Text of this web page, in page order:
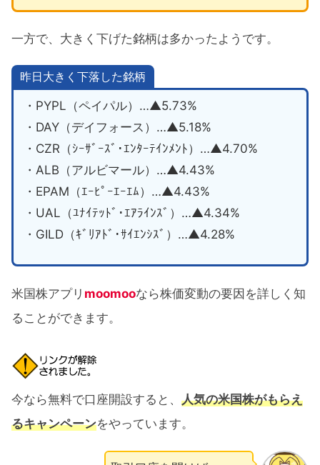
一方で、大きく下げた銘柄は多かったようです。
昨日大きく下落した銘柄
・PYPL（ペイパル）…▲5.73%
・DAY（デイフォース）…▲5.18%
・CZR（ｼｰｻﾞｰｽﾞ･ｴﾝﾀｰﾃｲﾝﾒﾝﾄ）…▲4.70%
・ALB（アルビマール）…▲4.43%
・EPAM（ｴｰﾋﾟｰｴｰｴﾑ）…▲4.43%
・UAL（ﾕﾅｲﾃｯﾄﾞ･ｴｱﾗｲﾝｽﾞ）…▲4.34%
・GILD（ｷﾞﾘｱﾄﾞ･ｻｲｴﾝｼｽﾞ）…▲4.28%
米国株アプリ moomooなら株価変動の要因を詳しく知
ることができます。
今なら無料で口座開設すると、 人気の米国株がもらえ
るキャンペーンをやっています。